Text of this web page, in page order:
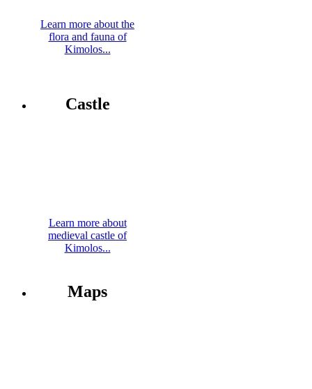
Learn more about the
flora and fauna of
Kimolos...
Castle
Learn more about
medieval castle of
Kimolos...
Maps